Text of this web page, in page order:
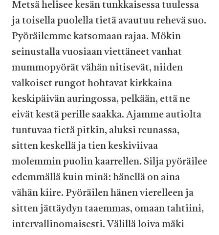
Metsä helisee kesän tunkkaisessa tuulessa
ja toisella puolella tietä avautuu rehevä suo.
Pyöräilemme katsomaan rajaa. Mökin
seinustalla vuosiaan viettäneet vanhat
mummopyörät vähän nitisevät, niiden
valkoiset rungot hohtavat kirkkaina
keskipäivän auringossa, pelkään, että ne
eivät kestä perille saakka. Ajamme autiolta
tuntuvaa tietä pitkin, aluksi reunassa,
sitten keskellä ja tien keskiviivaa
molemmin puolin kaarrellen. Silja pyöräilee
edemmällä kuin minä: hänellä on aina
vähän kiire. Pyöräilen hänen vierelleen ja
sitten jättäydyn taaemmas, omaan tahtiini,
intervallinomaisesti. Välillä loiva mäki